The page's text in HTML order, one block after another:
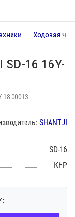
Ходовая
SD-16 16Y-
18-00013
SHANTUI
SD-16
КНР